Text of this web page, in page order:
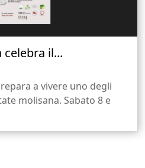
celebra il...
a vivere uno degli
molisana. Sabato 8 e